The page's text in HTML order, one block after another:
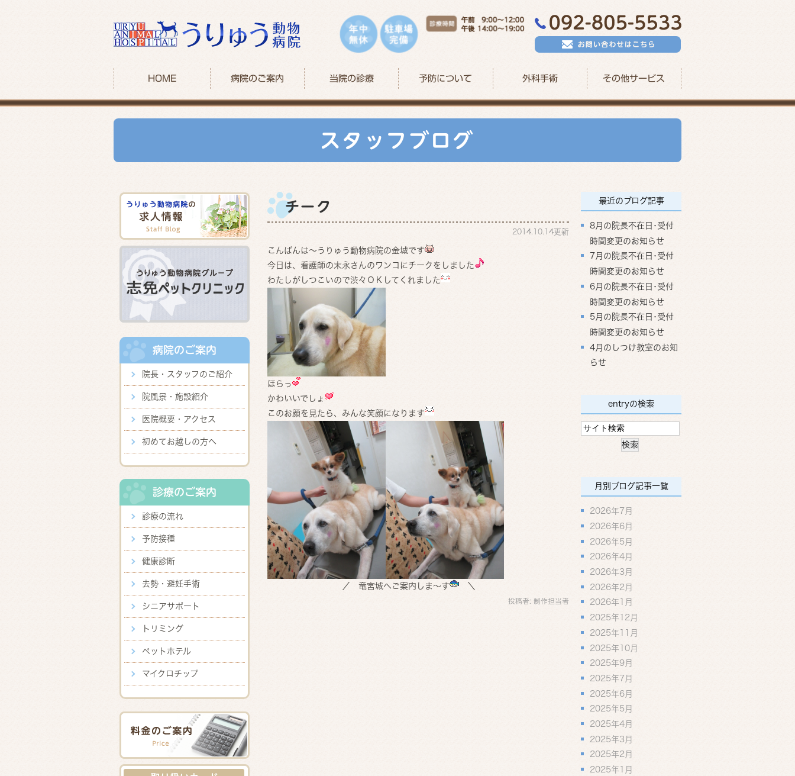
HOME 病院のご案内 当院の診療 予防について 外科手術 その他サービス
スタッフブログ
チーク
2014.10.14更新
こんばんは～うりゅう動物病院の金城です
今日は、看護師の末永さんのワンコにチークをしました
わたしがしつこいので渋々ＯＫしてくれました
ほらっ
かわいいでしょ
このお顔を見たら、みんな笑顔になります
／ 竜宮城へご案内しま～す ＼
投稿者: 制作担当者
最近のブログ記事
8月の院長不在日･受付
時間変更のお知らせ
7月の院長不在日･受付
時間変更のお知らせ
6月の院長不在日･受付
時間変更のお知らせ
5月の院長不在日･受付
時間変更のお知らせ
4月のしつけ教室のお知
らせ
entryの検索
月別ブログ記事一覧
2026年7月
2026年6月
2026年5月
2026年4月
2026年3月
2026年2月
2026年1月
2025年12月
2025年11月
2025年10月
2025年9月
2025年7月
2025年6月
2025年5月
2025年4月
2025年3月
2025年2月
2025年1月
病院のご案内
院長・スタッフのご紹介
院風景・施設紹介
医院概要・アクセス
初めてお越しの方へ
診療のご案内
診療の流れ
予防接種
健康診断
去勢・避妊手術
シニアサポート
トリミング
ペットホテル
マイクロチップ